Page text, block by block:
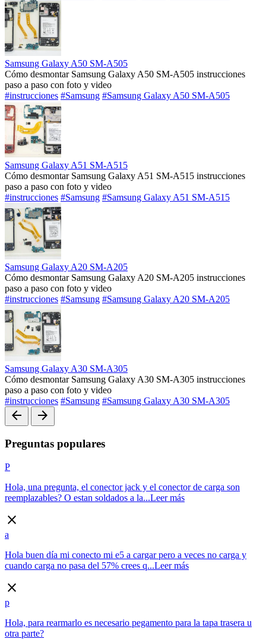
Samsung Galaxy A50 SM-A505
Cómo desmontar Samsung Galaxy A50 SM-A505 instrucciones
paso a paso con foto y video
#instrucciones #Samsung #Samsung Galaxy A50 SM-A505
Samsung Galaxy A51 SM-A515
Cómo desmontar Samsung Galaxy A51 SM-A515 instrucciones
paso a paso con foto y video
#instrucciones #Samsung #Samsung Galaxy A51 SM-A515
Samsung Galaxy A20 SM-A205
Cómo desmontar Samsung Galaxy A20 SM-A205 instrucciones
paso a paso con foto y video
#instrucciones #Samsung #Samsung Galaxy A20 SM-A205
Samsung Galaxy A30 SM-A305
Cómo desmontar Samsung Galaxy A30 SM-A305 instrucciones
paso a paso con foto y video
#instrucciones #Samsung #Samsung Galaxy A30 SM-A305
arrow_back arrow_forward
Preguntas populares
P
Hola, una pregunta, el conector jack y el conector de carga son
reemplazables? O estan soldados a la...Leer más
close
a
Hola buen día mi conecto mi e5 a cargar pero a veces no carga y
cuando carga no pasa del 57% crees q...Leer más
close
p
Hola, para rearmarlo es necesario pegamento para la tapa trasera u
otra parte?